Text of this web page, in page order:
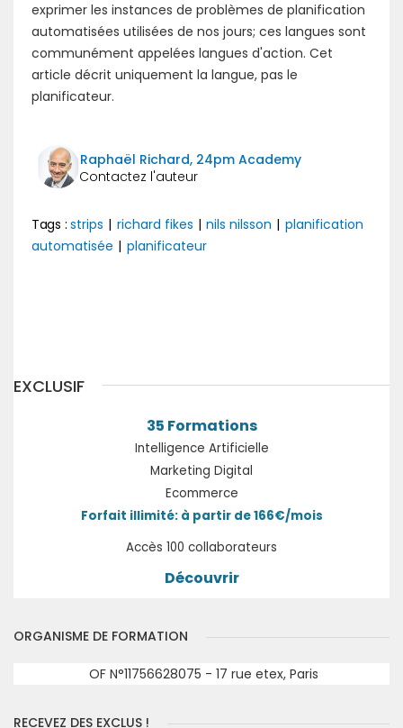
exprimer les instances de problèmes de planification
automatisées utilisées de nos jours; ces langues sont
communément appelées langues d'action. Cet
article décrit uniquement la langue, pas le
planificateur.
Raphaël Richard, 24pm Academy
Tags : strips | richard fikes | nils nilsson | planification
automatisée | planificateur
EXCLUSIF
35 Formations
Intelligence Artificielle
Marketing Digital
Ecommerce
Forfait illimité: à partir de 166€/mois
Accès 100 collaborateurs
Découvrir
ORGANISME DE FORMATION
OF N°11756628075 - 17 rue etex, Paris
RECEVEZ DES EXCLUS !